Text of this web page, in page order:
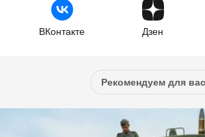
ВКонтакте Дзен
Рекомендуем для вас